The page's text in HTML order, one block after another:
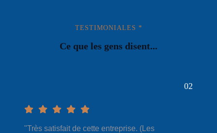
TESTIMONIALES *
Ce que les gens disent...
02
"Très satisfait de cette entreprise. (Les